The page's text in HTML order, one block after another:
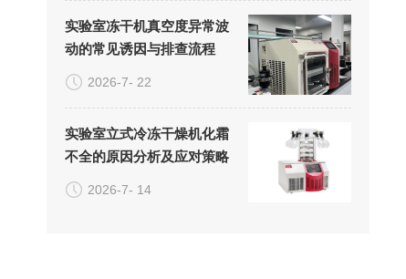
实验室冻干机真空度异常波
动的常见诱因与排查流程
2026-7- 22
实验室立式冷冻干燥机化霜
不全的原因分析及应对策略
2026-7- 14